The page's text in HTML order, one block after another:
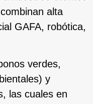
alta
GAFA, robótica,
verdes,
y
las cuales en